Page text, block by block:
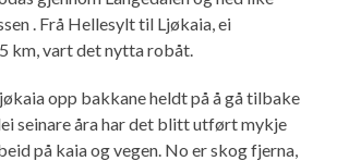
. Frå Hellesylt til Ljøkaia, ei
km, vart det nytta robåt.
opp bakkane heldt på å gå tilbake
seinare åra har det blitt utført mykje
på kaia og vegen. No er skog fjerna,